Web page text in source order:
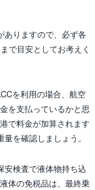
ありますので、必ず各
で目安としてお考えく
を利用の場合、航空
を支払っているかと思
で料金が加算されます
を確認しましょう。
安検査で液体物持ち込
体の免税品は、最終乗